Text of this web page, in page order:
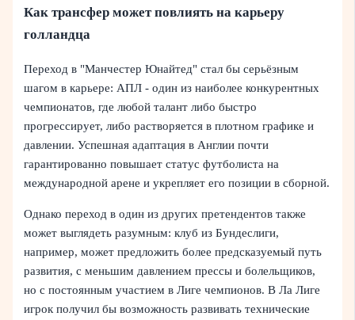
Как трансфер может повлиять на карьеру
голландца
Переход в "Манчестер Юнайтед" стал бы серьёзным
шагом в карьере: АПЛ - один из наиболее конкурентных
чемпионатов, где любой талант либо быстро
прогрессирует, либо растворяется в плотном графике и
давлении. Успешная адаптация в Англии почти
гарантированно повышает статус футболиста на
международной арене и укрепляет его позиции в сборной.
Однако переход в один из других претендентов также
может выглядеть разумным: клуб из Бундеслиги,
например, может предложить более предсказуемый путь
развития, с меньшим давлением прессы и болельщиков,
но с постоянным участием в Лиге чемпионов. В Ла Лиге
игрок получил бы возможность развивать технические